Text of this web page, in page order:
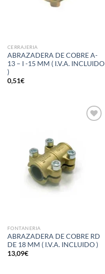
CERRAJERIA
ABRAZADERA DE COBRE A-
13 – I -15 MM ( I.V.A. INCLUIDO
)
0,51€
FONTANERIA
ABRAZADERA DE COBRE RD
DE 18 MM ( I.V.A. INCLUIDO )
13,09€